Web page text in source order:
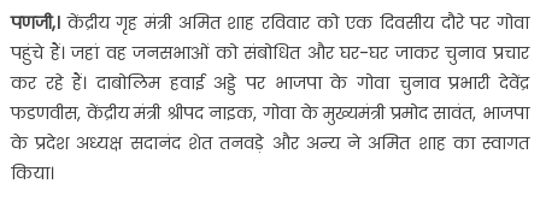
पणजी,।केंद्रीय गृह मंत्री अमित शाह रविवार को एक दिवसीय दौरे पर गोवा
पहुंचे हैं। जहां वह जनसभाओं को संबोधित और घर-घर जाकर चुनाव प्रचार
कर रहे हैं। दाबोलिम हवाई अड्डे पर भाजपा के गोवा चुनाव प्रभारी देवेंद्र
फडणवीस, केंद्रीय मंत्री श्रीपद नाइक, गोवा के मुख्यमंत्री प्रमोद सावंत, भाजपा
के प्रदेश अध्यक्ष सदानंद शेत तनवड़े और अन्य ने अमित शाह का स्वागत
किया।